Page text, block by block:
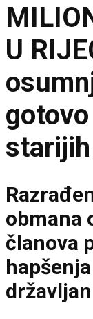
U
obmana
članova